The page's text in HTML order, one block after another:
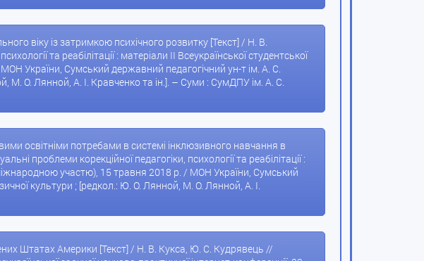
віку із затримкою психічного розвитку [Текст] / Н. В.
та реабілітації : матеріали II Всеукраїнської студентської
України, Сумський державний педагогічний ун-т ім. А. С.
М. О. Лянной, А. І. Кравченко та ін.]. – Суми : СумДПУ ім. А. С.
освітніми потребами в системі інклюзивного навчання в
проблеми корекційної педагогіки, психології та реабілітації :
міжнародною участю), 15 травня 2018 р. / МОН України, Сумський
культури ; [редкол.: Ю. О. Лянной, М. О. Лянной, А. І.
Штатах Америки [Текст] / Н. В. Кукса, Ю. С. Кудрявець //